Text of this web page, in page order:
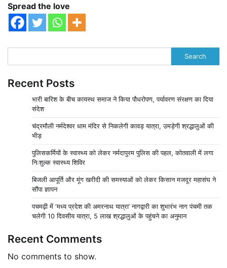
Spread the love
Search
Recent Posts
भारी बारिश के बीच कायस्थ समाज ने किया पौधरोपण, पर्यावरण संरक्षण का दिया
संदेश
चंद्रमौली नर्मदेश्वर धाम मंदिर से निकलेगी कावड़ यात्रा, उमड़ेगी श्रद्धालुओं की
भीड़
पुलिसकर्मियों के स्वास्थ्य को लेकर नर्मदापुरम पुलिस की पहल, कोतवाली में लगा
निःशुल्क स्वास्थ्य शिविर
बिजली आपूर्ति और मूंग खरीदी की समस्याओं को लेकर किसान मजदूर महासंघ ने
सौंपा ज्ञापन
पचमढ़ी में ‘मध्य प्रदेश की अमरनाथ यात्रा’ नागद्वारी का शुभारंभ नाग पंचमी तक
चलेगी 10 दिवसीय यात्रा, 5 लाख श्रद्धालुओं के पहुंचने का अनुमान
Recent Comments
No comments to show.